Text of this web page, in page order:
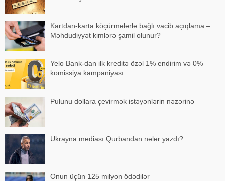
Kartdan-karta köçürmələrlə bağlı vacib açıqlama –
Məhdudiyyət kimlərə şamil olunur?
Yelo Bank-dan ilk kreditə özəl 1% endirim və 0%
komissiya kampaniyası
Pulunu dollara çevirmək istəyənlərin nəzərinə
Ukrayna mediası Qurbandan nələr yazdı?
Onun üçün 125 milyon ödədilər